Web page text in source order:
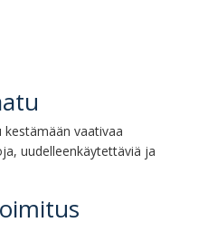
vaativaa
uudelleenkäytettäviä ja